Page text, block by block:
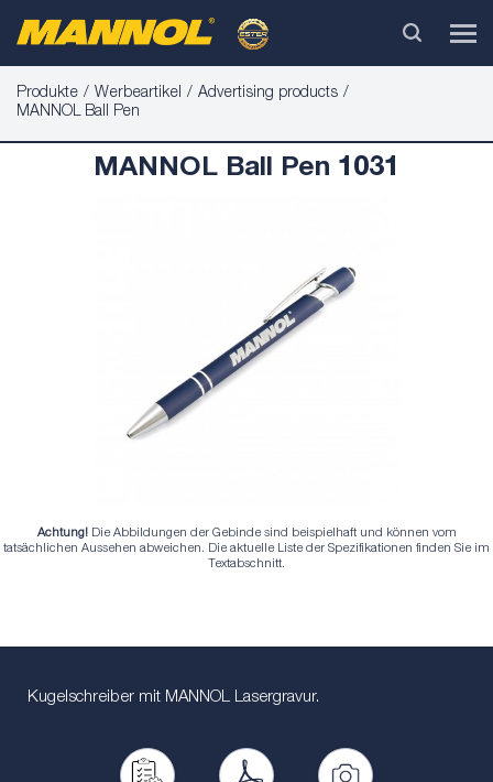
Produkte Werbeartikel
Advertising products
MANNOL Ball Pen
MANNOL Ball Pen 1031
Achtung! Die Abbildungen der Gebinde sind beispielhaft und können vom
tatsächlichen Aussehen abweichen. Die aktuelle Liste der Spezifikationen finden Sie im
Textabschnitt.
Kugelschreiber mit MANNOL Lasergravur.